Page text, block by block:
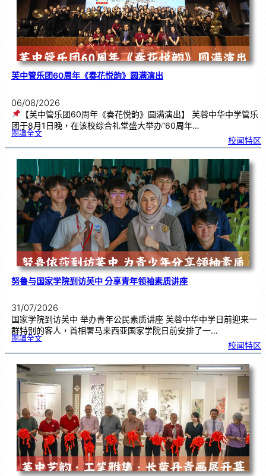
芙中管乐团60周年《奏花悦韵》圆满演出
06/08/2026
【芙中管乐团60周年《奏花悦韵》圆满演出】 芙蓉中华中学管乐
团于8月1日晚，在该校综合礼堂盛大举办“60周年…
閱讀全文:芙
乐
6
0
《
奏
花
悦
韵
》
圆
满
演
出
校闻特区
努鲁与国家学院到访芙中 分享青年领袖素质讲座
31/07/2026
国家学院到访芙中 举办青年公民素质讲座 芙蓉中华中学日前迎来一
群特别的客人，首相署马来西亚国家学院日前安排了一…
閱讀全文:努
国
学
院
到
访
中
分
享
青
年
领
袖
素
质
讲
座
校闻特区